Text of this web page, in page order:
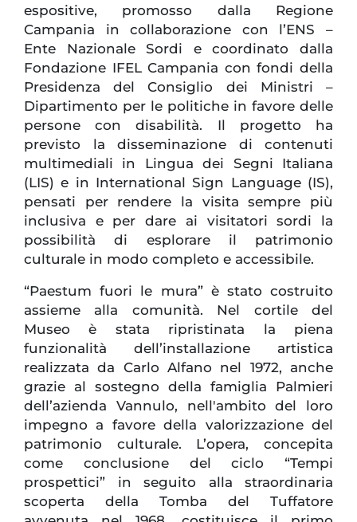
espositive, promosso dalla Regione
Campania in collaborazione con l’ENS –
Ente Nazionale Sordi e coordinato dalla
Fondazione IFEL Campania con fondi della
Presidenza del Consiglio dei Ministri –
Dipartimento per le politiche in favore delle
persone con disabilità. Il progetto ha
previsto la disseminazione di contenuti
multimediali in Lingua dei Segni Italiana
(LIS) e in International Sign Language (IS),
pensati per rendere la visita sempre più
inclusiva e per dare ai visitatori sordi la
possibilità di esplorare il patrimonio
culturale in modo completo e accessibile.
“Paestum fuori le mura” è stato costruito
assieme alla comunità. Nel cortile del
Museo è stata ripristinata la piena
funzionalità dell’installazione artistica
realizzata da Carlo Alfano nel 1972, anche
grazie al sostegno della famiglia Palmieri
dell’azienda Vannulo, nell'ambito del loro
impegno a favore della valorizzazione del
patrimonio culturale. L’opera, concepita
come conclusione del ciclo “Tempi
prospettici” in seguito alla straordinaria
scoperta della Tomba del Tuffatore